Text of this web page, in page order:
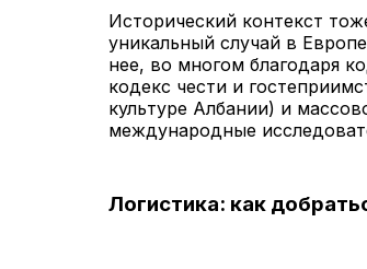
Исторический контекст
уникальный случай в
нее, во многом благодаря
кодекс чести и
культуре Албании) и
международные
Логистика: как